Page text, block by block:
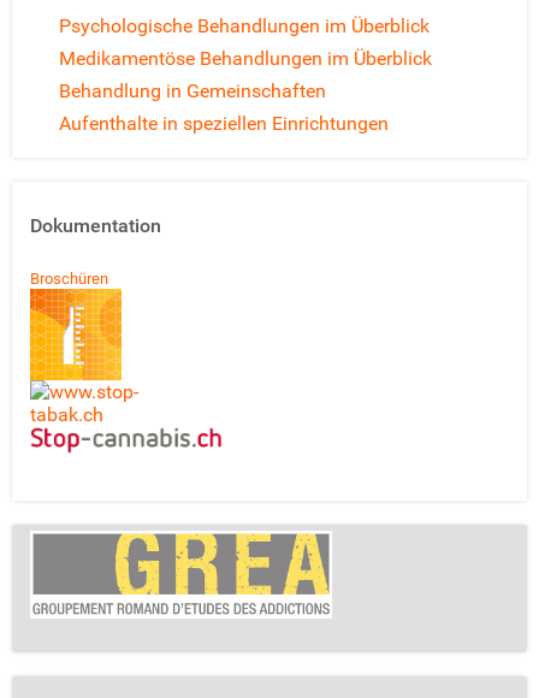
Psychologische Behandlungen im Überblick
Medikamentöse Behandlungen im Überblick
Behandlung in Gemeinschaften
Aufenthalte in speziellen Einrichtungen
Dokumentation
Broschüren